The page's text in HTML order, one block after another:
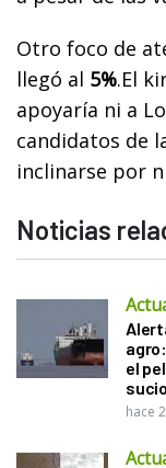
Otro foco de
llegó al 5%.El
apoyaría ni a
candidatos de
inclinarse por
Noticias
el
hace